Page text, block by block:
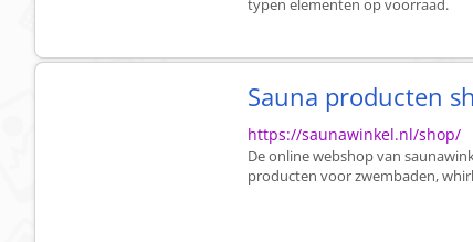
typen elementen op voorraad.
Sauna producten
https://saunawinkel.nl/shop/
De online webshop van
producten voor zwembaden,